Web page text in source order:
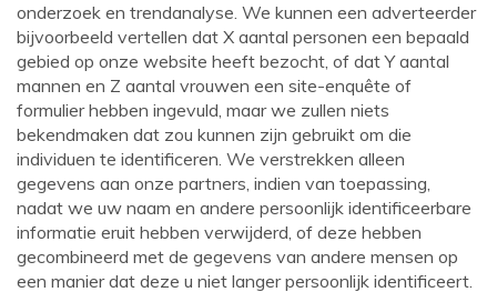
onderzoek en trendanalyse. We kunnen een adverteerder
bijvoorbeeld vertellen dat X aantal personen een bepaald
gebied op onze website heeft bezocht, of dat Y aantal
mannen en Z aantal vrouwen een site-enquête of
formulier hebben ingevuld, maar we zullen niets
bekendmaken dat zou kunnen zijn gebruikt om die
individuen te identificeren. We verstrekken alleen
gegevens aan onze partners, indien van toepassing,
nadat we uw naam en andere persoonlijk identificeerbare
informatie eruit hebben verwijderd, of deze hebben
gecombineerd met de gegevens van andere mensen op
een manier dat deze u niet langer persoonlijk identificeert.